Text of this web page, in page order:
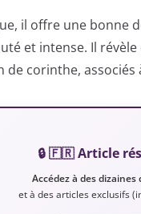
il offre une bonne
et intense. Il
de corinthe, associés
🔒 🇫🇷 Article
Accédez à des
et à des articles exclusifs